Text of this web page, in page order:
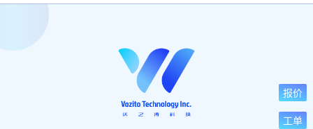
报价
工单